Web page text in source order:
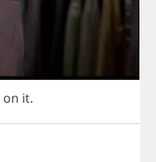
on it.